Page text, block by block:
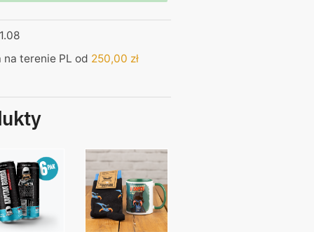
terenie PL od 250,00 zł